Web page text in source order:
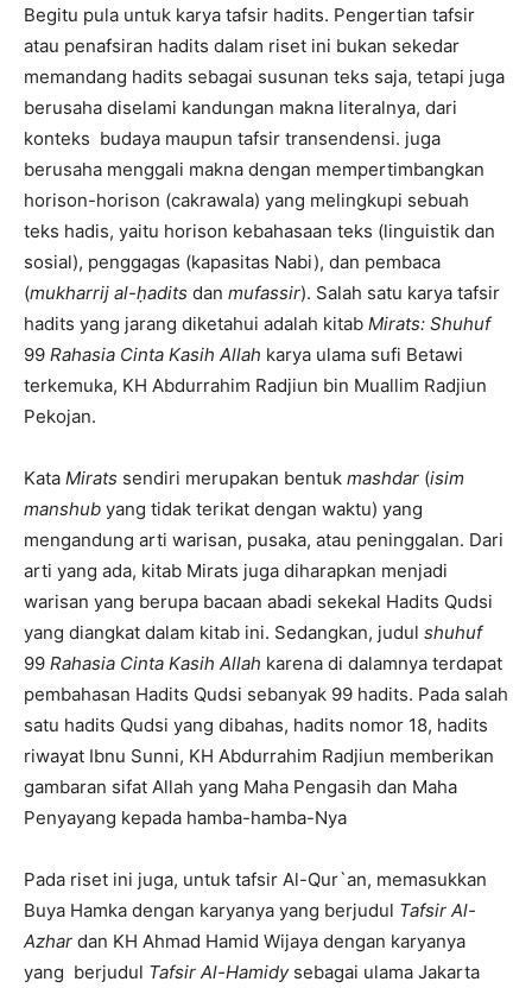
Begitu pula untuk karya tafsir hadits. Pengertian tafsir
atau penafsiran hadits dalam riset ini bukan sekedar
memandang hadits sebagai susunan teks saja, tetapi juga
berusaha diselami kandungan makna literalnya, dari
konteks budaya maupun tafsir transendensi. juga
berusaha menggali makna dengan mempertimbangkan
horison-horison (cakrawala) yang melingkupi sebuah
teks hadis, yaitu horison kebahasaan teks (linguistik dan
sosial), penggagas (kapasitas Nabi), dan pembaca
(mukharrij al-ḥadits dan mufassir). Salah satu karya tafsir
hadits yang jarang diketahui adalah kitab Mirats: Shuhuf
99 Rahasia Cinta Kasih Allah karya ulama sufi Betawi
terkemuka, KH Abdurrahim Radjiun bin Muallim Radjiun
Pekojan.
Kata Mirats sendiri merupakan bentuk mashdar (isim
manshub yang tidak terikat dengan waktu) yang
mengandung arti warisan, pusaka, atau peninggalan. Dari
arti yang ada, kitab Mirats juga diharapkan menjadi
warisan yang berupa bacaan abadi sekekal Hadits Qudsi
yang diangkat dalam kitab ini. Sedangkan, judul shuhuf
99 Rahasia Cinta Kasih Allah karena di dalamnya terdapat
pembahasan Hadits Qudsi sebanyak 99 hadits. Pada salah
satu hadits Qudsi yang dibahas, hadits nomor 18, hadits
riwayat Ibnu Sunni, KH Abdurrahim Radjiun memberikan
gambaran sifat Allah yang Maha Pengasih dan Maha
Penyayang kepada hamba-hamba-Nya
Pada riset ini juga, untuk tafsir Al-Qur`an, memasukkan
Buya Hamka dengan karyanya yang berjudul Tafsir Al-
Azhar dan KH Ahmad Hamid Wijaya dengan karyanya
yang berjudul Tafsir Al-Hamidy sebagai ulama Jakarta